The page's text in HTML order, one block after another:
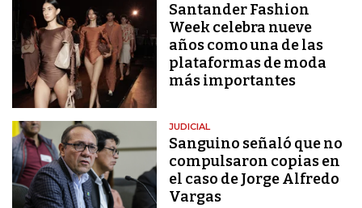
Santander Fashion
Week celebra nueve
años como una de las
plataformas de moda
más importantes
JUDICIAL
Sanguino señaló que no
compulsaron copias en
el caso de Jorge Alfredo
Vargas